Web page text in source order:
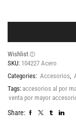
Wishlist
SKU: 104227 Acero
Categories: Accesorios,
Tags: accesorios al por
venta por mayor
Share: